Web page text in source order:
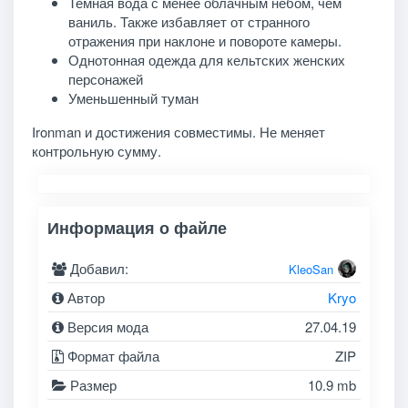
ваниль. Также избавляет от странного
отражения при наклоне и повороте камеры.
Однотонная одежда для кельтских женских
персонажей
Уменьшенный туман
Ironman и достижения совместимы. Не меняет
контрольную сумму.
Информация о файле
Добавил: KleoSan
Автор
Kryo
Версия мода
27.04.19
Формат файла
ZIP
Размер
10.9 mb